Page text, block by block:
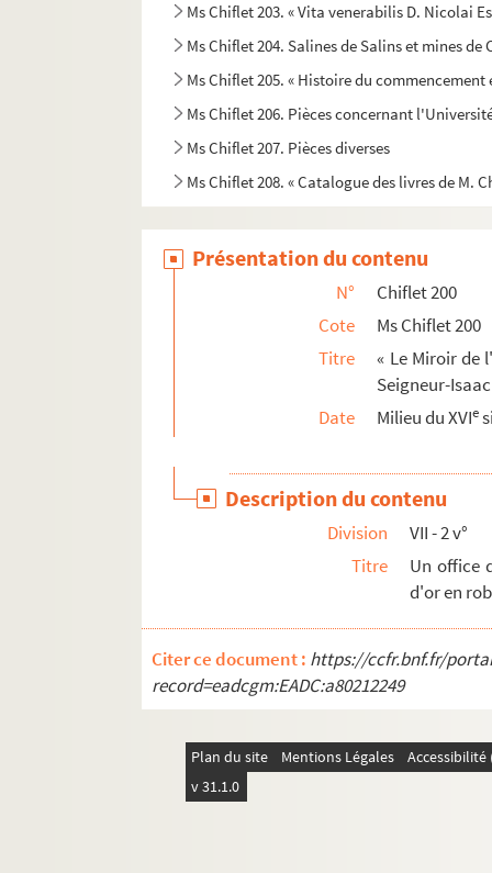
Ms Chiflet 203. « Vita venerabilis D. Nicolai
Ms Chiflet 204. Salines de Salins et mines
Ms Chiflet 205. « Histoire du
Ms Chiflet 206. Pièces concernant
Ms Chiflet 207. Pièces diverses
Ms Chiflet 208. « Catalogue des livres de M.
Présentation du contenu
N°
Chiflet 200
Cote
Ms Chiflet 200
Titre
« Le Miroir de
Seigneur-
Date
Milieu du XVIe
Description du contenu
Division
VII - 2 v°
Titre
Un office
d'or en
Citer ce document : https://ccfr.bnf.fr/
record=eadcgm:EADC:a80212249
Plan du site Mentions Légales
v 31.1.0